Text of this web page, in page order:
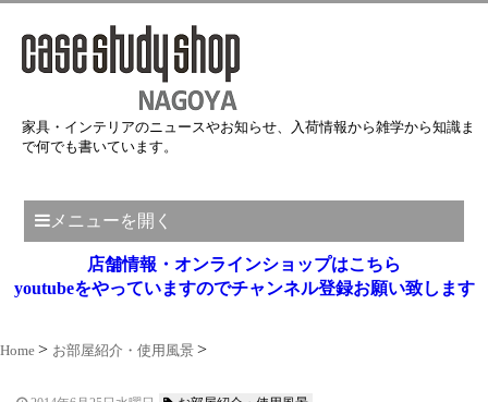
家具・インテリアのニュースやお知らせ、入荷情報から雑学から知識ま
で何でも書いています。
メニューを開く
店舗情報・オンラインショップはこちら
youtubeをやっていますのでチャンネル登録お願い致します
Home お部屋紹介・使用風景